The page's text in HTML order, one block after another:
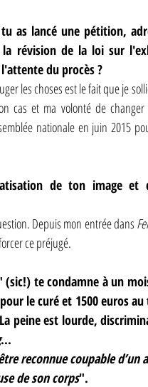
as lancé une pétition,
la révision de la loi sur
du procès ?
les choses est le fait que je
cas et ma volonté de changer
nationale en juin 2015
de ton image
Depuis mon entrée dans
ce préjugé.
te condamne à un
le curé et 1500 euros
peine est lourde,
...
reconnue coupable d’un
de son corps".